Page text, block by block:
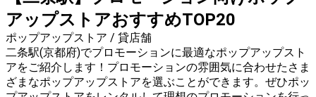
アップストアおすすめTOP20
ポップアップストア / 貸店舗
二条駅(京都府)でプロモーションに最適なポップアップスト
アをご紹介します！プロモーションの雰囲気に合わせたさま
ざまなポップアップストアを選ぶことができます。ぜひポッ